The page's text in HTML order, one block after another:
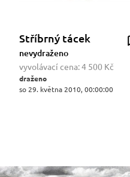
Stříbrný tácek
nevydraženo
vyvolávací cena:4 500 Kč
draženo
so 29. května 2010, 00:00:00